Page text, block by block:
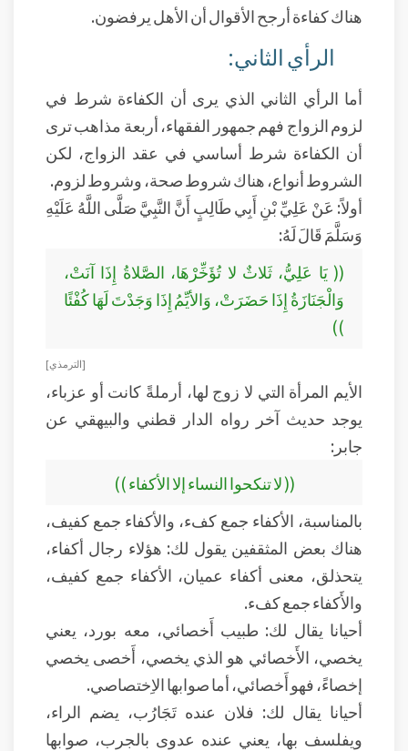
هناك كفاءة أرجح الأقوال أن الأهل يرفضون.
الرأي الثاني:
أما الرأي الثاني الذي يرى أن الكفاءة شرط في
لزوم الزواج فهم جمهور الفقهاء، أربعة مذاهب ترى
أن الكفاءة شرط أساسي في عقد الزواج، لكن
الشروط أنواع، هناك شروط صحة، وشروط لزوم.
أولاً: عَنْ عَلِيِّ بْنِ أَبِي طَالِبٍ أَنَّ النَّبِيَّ صَلَّى اللَّهُ عَلَيْهِ
وَسَلَّمَ قَالَ لَهُ:
(( يَا عَلِيُّ، ثَلاثٌ لا تُؤَخِّرْهَا، الصَّلاةُ إِذَا آنَتْ،
وَالْجَنَازَةُ إِذَا حَضَرَتْ، وَالأيِّمُ إِذَا وَجَدْتَ لَهَا كُفْئًا
))
[ الترمذي]
الأيم المرأة التي لا زوج لها، أرملةً كانت أو عزباء،
يوجد حديث آخر رواه الدار قطني والبيهقي عن
جابر:
(( لا تنكحوا النساء إلا الأكفاء ))
بالمناسبة، الأكفاء جمع كفء، والأكفاء جمع كفيف،
هناك بعض المثقفين يقول لك: هؤلاء رجال أكفاء،
يتحذلق، معنى أكفاء عميان، الأكفاء جمع كفيف،
والأَكفاء جمع كفء.
أحيانا يقال لك: طبيب أَخصائي، معه بورد، يعني
يخصي، الأَخصائي هو الذي يخصي، أَخصى يخصي
إخصاءً، فهو أَخصائي، أما صوابها الاِختصاصي.
أحيانا يقال لك: فلان عنده تَجَارُب، يضم الراء،
ويفلسف بها، يعني عنده عدوى بالجرب، صوابها